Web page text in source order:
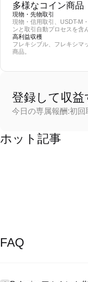
多様なコイン商品
現物・先物取引
現物・信用取引、USDT-M
ンと取引自動プロセスを含
高利益収穫
フレキシブル、フレキシマ
商品。
登録して収益
今日の専属報酬:初
ホット記事
FAQ